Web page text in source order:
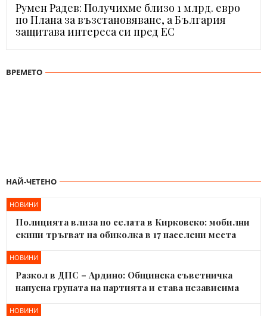
Румен Радев: Получихме близо 1 млрд. евро
по Плана за възстановяване, а България
защитава интереса си пред ЕС
ВРЕМЕТО
НАЙ-ЧЕТЕНО
НОВИНИ
Полицията влиза по селата в Кирковско: мобилни
екипи тръгват на обиколка в 17 населени места
НОВИНИ
Разкол в ДПС – Ардино: Общинска съветничка
напусна групата на партията и става независима
НОВИНИ